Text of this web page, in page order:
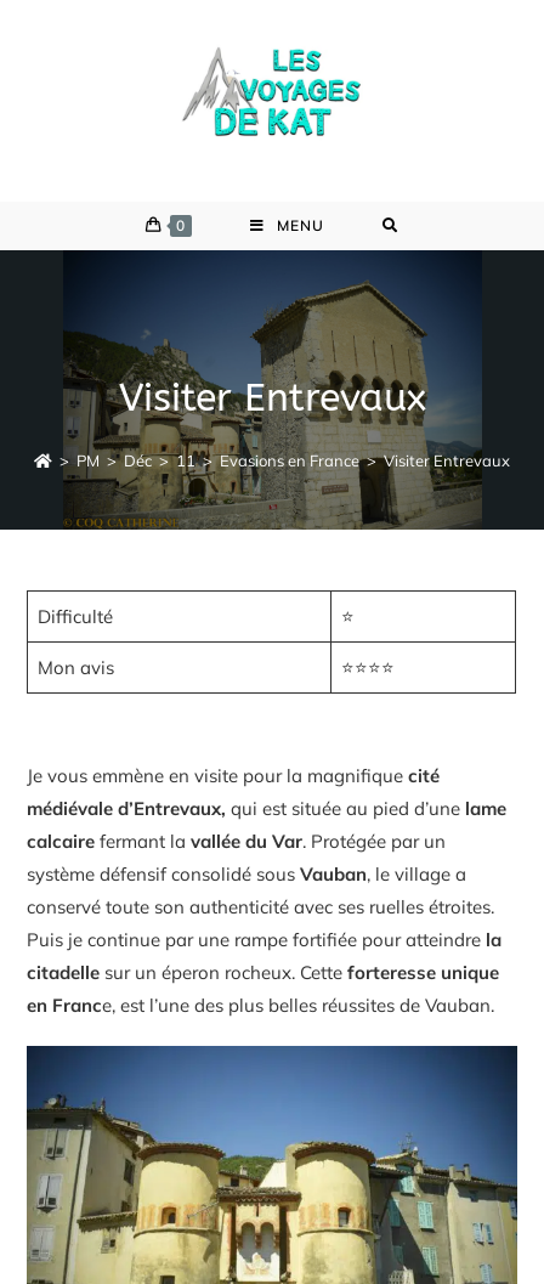
0 MENU
Visiter Entrevaux
> PM > Déc > 11 > Evasions en France > Visiter Entrevaux
Difficulté ⭐
Mon avis ⭐⭐⭐⭐
Je vous emmène en visite pour la magnifiquecité
médiévale d’Entrevaux, qui est située au pied d’une lame
calcaire fermant lavallée du Var. Protégée par un
système défensif consolidé sousVauban, le village a
conservé toute son authenticité avec ses ruelles étroites.
Puis je continue par une rampe fortifiée pour atteindre la
citadelle sur un éperon rocheux. Cetteforteresse unique
en France, est l’une des plus belles réussites de Vauban.